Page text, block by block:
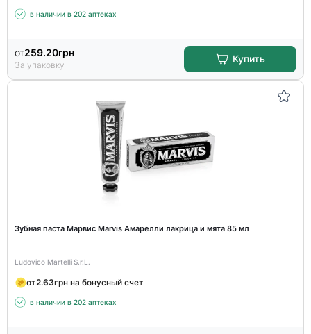
в наличии в 202 аптеках
от259.20грн
За упаковку
Купить
Зубная паста Марвис Marvis Амарелли лакрица и мята 85 мл
Ludovico Martelli S.r.L.
от2.63грн на бонусный счет
в наличии в 202 аптеках